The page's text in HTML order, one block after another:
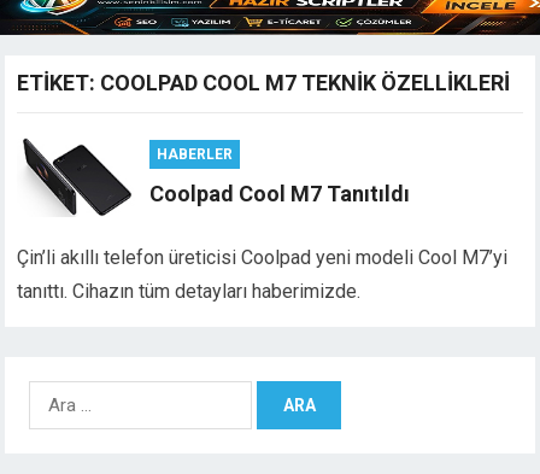
ETIKET: COOLPAD COOL M7 TEKNIK ÖZELLIKLERI
HABERLER
Coolpad Cool M7 Tanıtıldı
Çin’li akıllı telefon üreticisi Coolpad yeni modeli Cool M7’yi
tanıttı. Cihazın tüm detayları haberimizde.
Arama: